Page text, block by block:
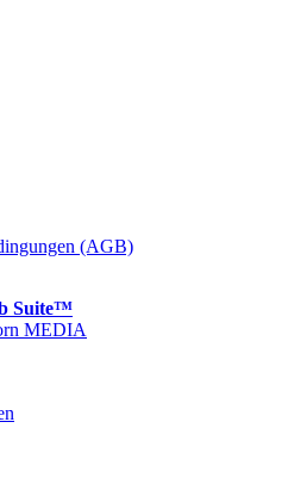
(AGB)
Suite™
MEDIA